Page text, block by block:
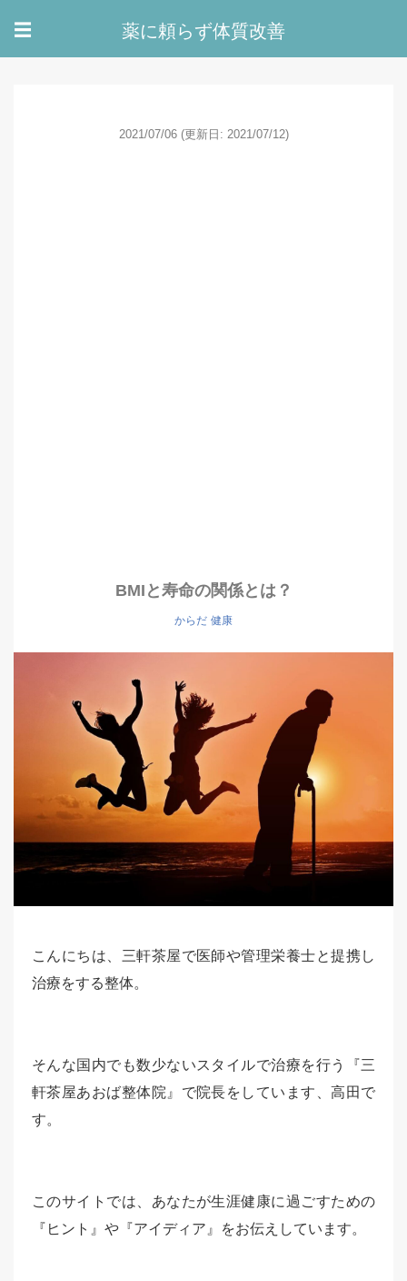
☰ 薬に頼らず体質改善
2021/07/06 (更新日: 2021/07/12)
BMIと寿命の関係とは？
からだ 健康
こんにちは、三軒茶屋で医師や管理栄養士と提携し
治療をする整体。
そんな国内でも数少ないスタイルで治療を行う『三
軒茶屋あおば整体院』で院長をしています、高田で
す。
このサイトでは、あなたが生涯健康に過ごすための
『ヒント』や『アイディア』をお伝えしています。